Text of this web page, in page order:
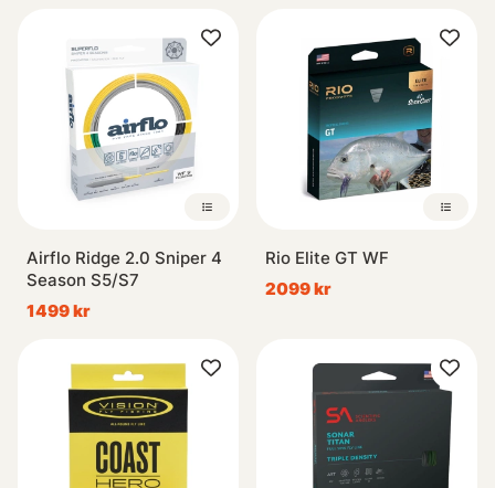
Airflo Ridge 2.0 Sniper 4
Season S5/S7
1499 kr
Rio Elite GT WF
2099 kr